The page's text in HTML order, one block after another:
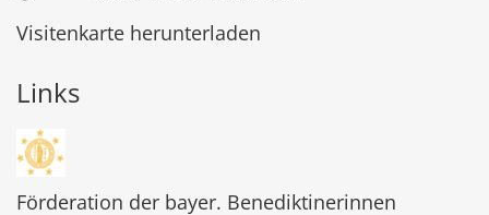
Visitenkarte herunterladen
Links
Förderation der bayer. Benediktinerinnen